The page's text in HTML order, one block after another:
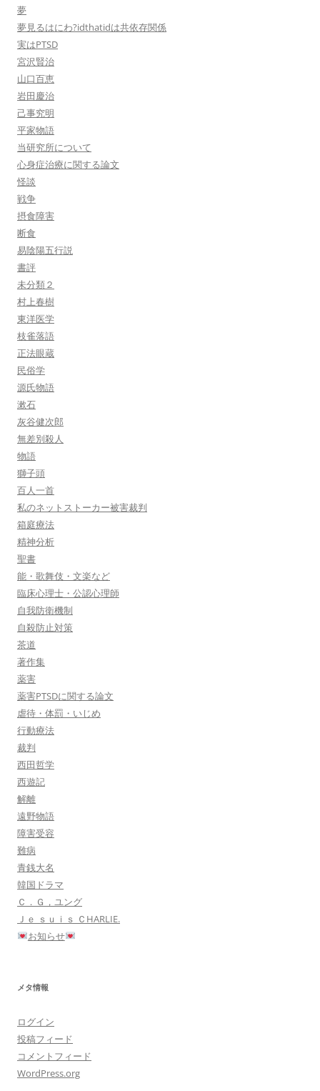
夢
夢見るはにわ?idthatidは共依存関係
実はPTSD
宮沢賢治
山口百恵
岩田慶治
己事究明
平家物語
当研究所について
心身症治療に関する論文
怪談
戦争
摂食障害
断食
易陰陽五行説
書評
未分類２
村上春樹
東洋医学
枝雀落語
正法眼蔵
民俗学
源氏物語
漱石
灰谷健次郎
無差別殺人
物語
獅子頭
百人一首
私のネットストーカー被害裁判
箱庭療法
精神分析
聖書
能・歌舞伎・文楽など
臨床心理士・公認心理師
自我防衛機制
自殺防止対策
茶道
著作集
薬害
薬害PTSDに関する論文
虐待・体罰・いじめ
行動療法
裁判
西田哲学
西遊記
解離
遠野物語
障害受容
難病
青銭大名
韓国ドラマ
Ｃ．Ｇ，ユング
Ｊｅ ｓｕｉｓ ＣHARLIE.
お知らせ
メタ情報
ログイン
投稿フィード
コメントフィード
WordPress.org